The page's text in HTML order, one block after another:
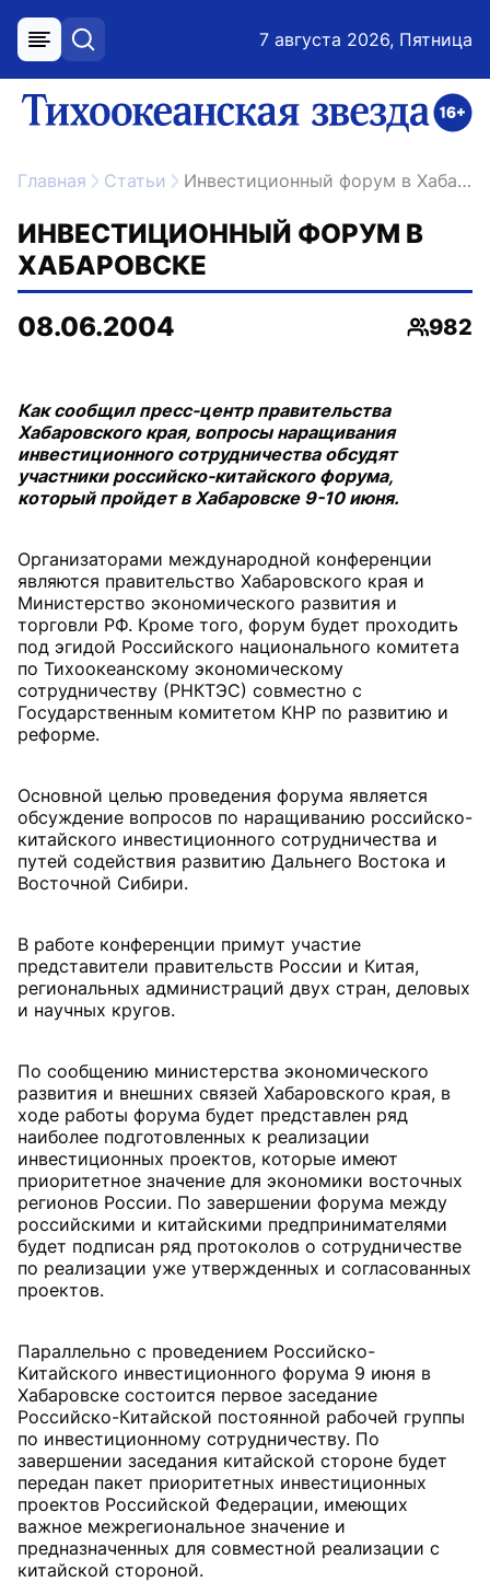
меню поиск 7 августа 2026, Пятница
ссылка на главную
Главная Статьи Инвестиционный форум в Хабаровске
ИНВЕСТИЦИОННЫЙ ФОРУМ В
ХАБАРОВСКЕ
08.06.2004
982
Как сообщил пресс-центр правительства
Хабаровского края, вопросы наращивания
инвестиционного сотрудничества обсудят
участники российско-китайского форума,
который пройдет в Хабаровске 9-10 июня.
Организаторами международной конференции
являются правительство Хабаровского края и
Министерство экономического развития и
торговли РФ. Кроме того, форум будет проходить
под эгидой Российского национального комитета
по Тихоокеанскому экономическому
сотрудничеству (РНКТЭС) совместно с
Государственным комитетом КНР по развитию и
реформе.
Основной целью проведения форума является
обсуждение вопросов по наращиванию российско-
китайского инвестиционного сотрудничества и
путей содействия развитию Дальнего Востока и
Восточной Сибири.
В работе конференции примут участие
представители правительств России и Китая,
региональных администраций двух стран, деловых
и научных кругов.
По сообщению министерства экономического
развития и внешних связей Хабаровского края, в
ходе работы форума будет представлен ряд
наиболее подготовленных к реализации
инвестиционных проектов, которые имеют
приоритетное значение для экономики восточных
регионов России. По завершении форума между
российскими и китайскими предпринимателями
будет подписан ряд протоколов о сотрудничестве
по реализации уже утвержденных и согласованных
проектов.
Параллельно с проведением Российско-
Китайского инвестиционного форума 9 июня в
Хабаровске состоится первое заседание
Российско-Китайской постоянной рабочей группы
по инвестиционному сотрудничеству. По
завершении заседания китайской стороне будет
передан пакет приоритетных инвестиционных
проектов Российской Федерации, имеющих
важное межрегиональное значение и
предназначенных для совместной реализации с
китайской стороной.